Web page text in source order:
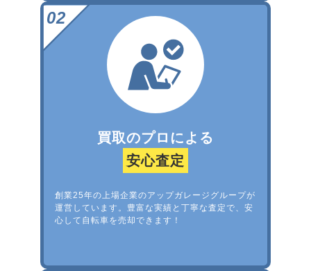
買取のプロによる
安心査定
創業25年の上場企業のアップガレージグループが
運営しています。豊富な実績と丁寧な査定で、安
心して自転車を売却できます！